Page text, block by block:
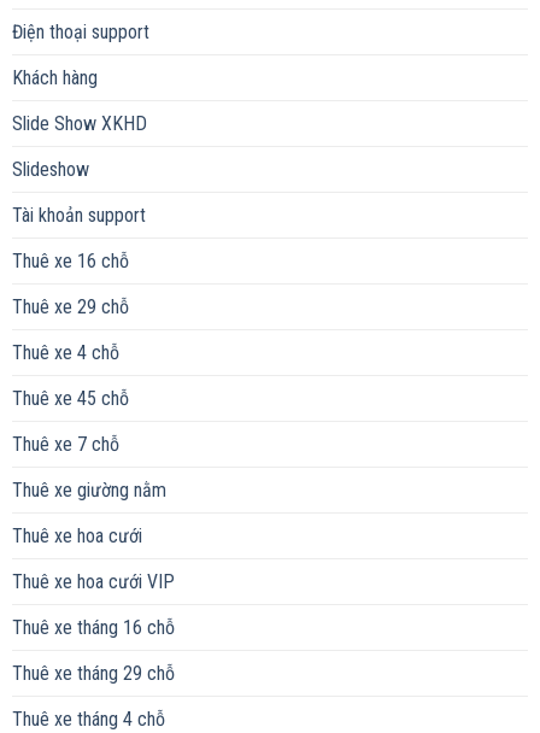
Điện thoại support
Khách hàng
Slide Show XKHD
Slideshow
Tài khoản support
Thuê xe 16 chỗ
Thuê xe 29 chỗ
Thuê xe 4 chỗ
Thuê xe 45 chỗ
Thuê xe 7 chỗ
Thuê xe giường nằm
Thuê xe hoa cưới
Thuê xe hoa cưới VIP
Thuê xe tháng 16 chỗ
Thuê xe tháng 29 chỗ
Thuê xe tháng 4 chỗ